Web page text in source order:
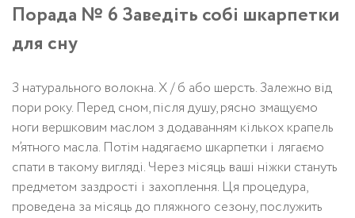
Порада № 6 Заведіть собі шкарпетки
для сну
З натурального волокна. Х / б або шерсть. Залежно від
пори року. Перед сном, після душу, рясно змащуємо
ноги вершковим маслом з додаванням кількох крапель
м’ятного масла. Потім надягаємо шкарпетки і лягаємо
спати в такому вигляді. Через місяць ваші ніжки стануть
предметом заздрості і захоплення. Ця процедура,
проведена за місяць до пляжного сезону, послужить